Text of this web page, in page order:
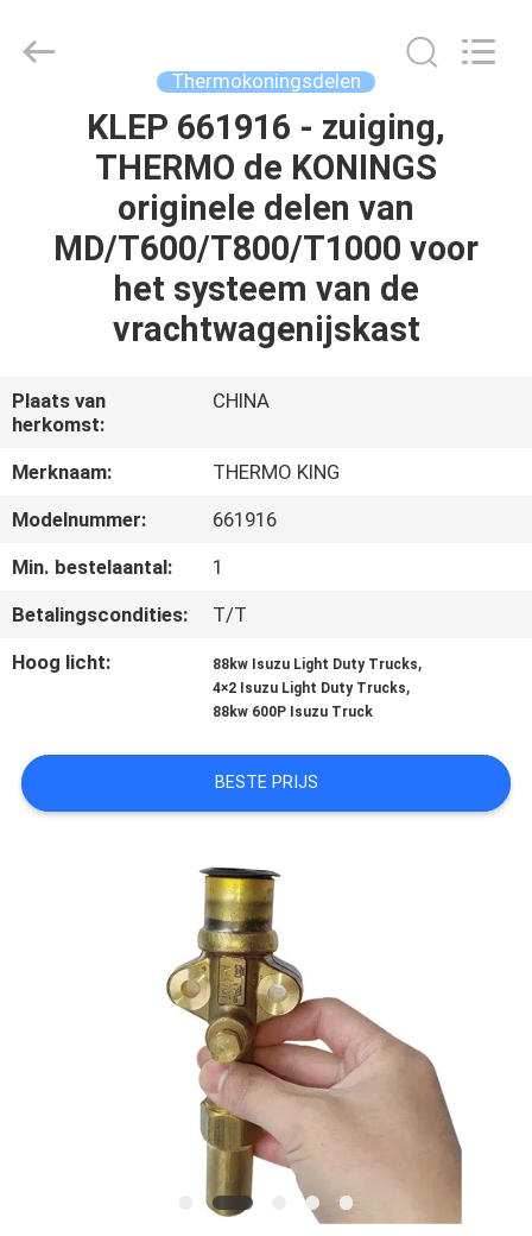
THUIS
PRODUCTEN
FABRIEKSTOCHT
KWALITEITSCONTROLE
CONTACT
MET
ONS
NIEUWS
PRIVACYBELEID
LIMITED.
Thermokoningsdelen
KLEP 661916 - zuiging,
THERMO de KONINGS
originele delen van
MD/T600/T800/T1000 voor
het systeem van de
vrachtwagenijskast
Plaats van
herkomst:
CHINA
Merknaam:
THERMO KING
Modelnummer:
661916
Min. bestelaantal:
1
Betalingscondities:
T/T
Hoog licht:
88kw Isuzu Light Duty Trucks,
4×2 Isuzu Light Duty Trucks,
88kw 600P Isuzu Truck
BESTE PRIJS